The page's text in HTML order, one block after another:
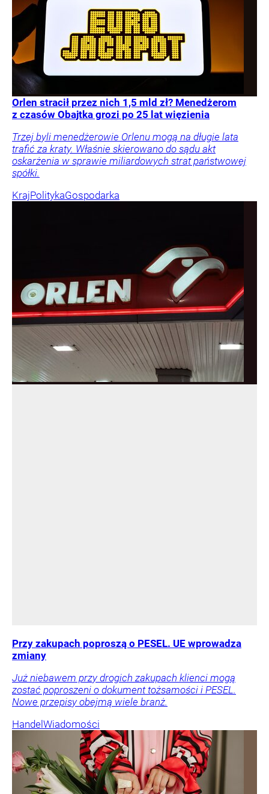
Orlen stracił przez nich 1,5 mld zł? Menedżerom
z czasów Obajtka grozi po 25 lat więzienia
Trzej byli menedżerowie Orlenu mogą na długie lata
trafić za kraty. Właśnie skierowano do sądu akt
oskarżenia w sprawie miliardowych strat państwowej
spółki.
KrajPolitykaGospodarka
Przy zakupach poproszą o PESEL. UE wprowadza
zmiany
Już niebawem przy drogich zakupach klienci mogą
zostać poproszeni o dokument tożsamości i PESEL.
Nowe przepisy obejmą wiele branż.
Handel Wiadomości